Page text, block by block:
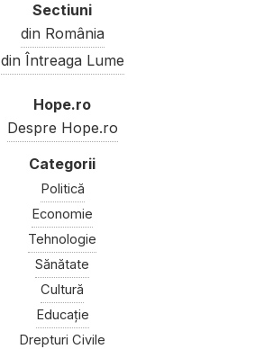
Sectiuni
din România
din Întreaga Lume
Hope.ro
Despre Hope.ro
Politică
Economie
Tehnologie
Sănătate
Cultură
Educație
Drepturi Civile